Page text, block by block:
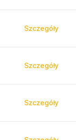
Szczegóły
Szczegóły
Szczegóły